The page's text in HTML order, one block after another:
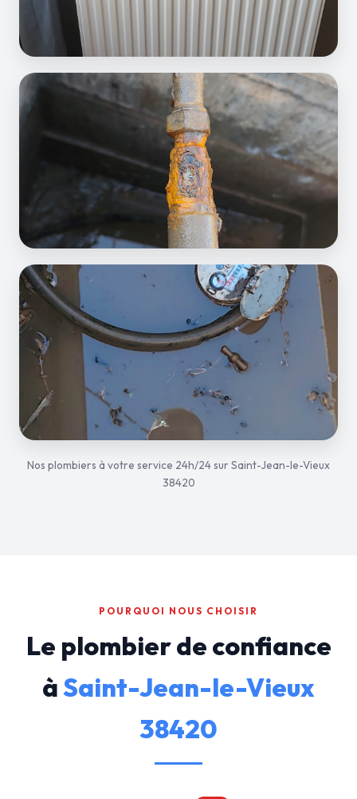
Nos plombiers à votre service 24h/24 sur Saint-Jean-le-Vieux
38420
POURQUOI NOUS CHOISIR
Le plombier de confiance
àSaint-Jean-le-Vieux
38420